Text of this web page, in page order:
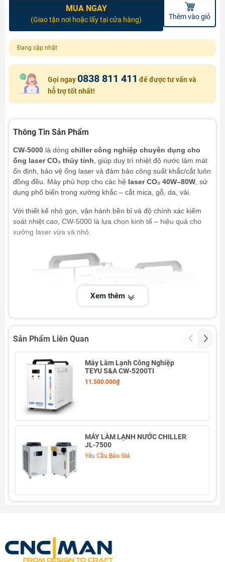
MUA NGAY
(Giao tận nơi hoặc lấy tại cửa hàng) Thêm vào giỏ
Đang cập nhật
Gọi ngay 0838 811 411 để được tư vấn và
hỗ trợ tốt nhất!
Thông Tin Sản Phẩm
CW-5000 là dòng chiller công nghiệp chuyên dụng cho
ống laser CO₂ thủy tinh , giúp duy trì nhiệt độ nước làm mát
ổn định, bảo vệ ống laser và đảm bảo công suất khắc/cắt luôn
đồng đều. Máy phù hợp cho các hệ laser CO₂ 40W–80W , sử
dụng phổ biến trong xưởng khắc – cắt mica, gỗ, da, vải.
Với thiết kế nhỏ gọn, vận hành bền bỉ và độ chính xác kiểm
soát nhiệt cao, CW-5000 là lựa chọn kinh tế – hiệu quả cho
xưởng laser vừa và nhỏ.
🔧 Công năng & ứng dụng
Làm mát tuần hoàn choống laser CO₂ thủy tinh
Ổn định nhiệt độ nước →kéo dài tuổi thọ ống laser
Giảm rủi ro quá nhiệt khi máy chạy liên tục
cao su…
Kiểm soát nhiệt chính xác ±0,3°C
Vận hành ổn định, tiêu thụ điện thấp
Xem thêm
Sản Phẩm Liên Quan
Máy Làm Lạnh Công Nghiệp
TEYU S&A CW-5200TI
11.500.000₫
MÁY LÀM LẠNH NƯỚC CHILLER
JL-7500
Yêu Cầu Báo Giá